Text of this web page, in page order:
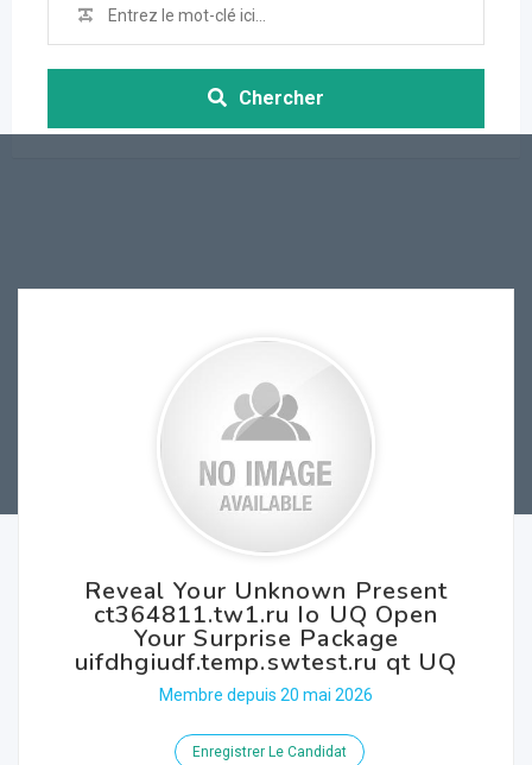
Chercher
Reveal Your Unknown Present
ct364811.tw1.ru Io UQ Open
Your Surprise Package
uifdhgiudf.temp.swtest.ru qt UQ
Membre depuis 20 mai 2026
Enregistrer Le Candidat